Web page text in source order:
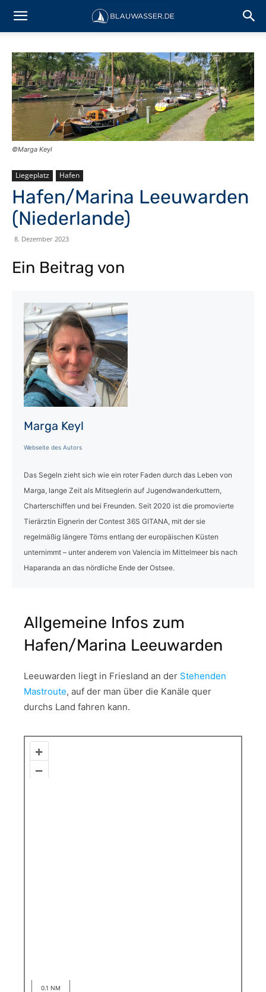
©Marga Keyl
Liegeplatz Hafen
Hafen/Marina Leeuwarden
(Niederlande)
8. Dezember 2023
Ein Beitrag von
Marga Keyl
Webseite des Autors
Das Segeln zieht sich wie ein roter Faden durch das Leben von
Marga, lange Zeit als Mitseglerin auf Jugendwanderkuttern,
Charterschiffen und bei Freunden. Seit 2020 ist die promovierte
Tierärztin Eignerin der Contest 36S GITANA, mit der sie
regelmäßig längere Törns entlang der europäischen Küsten
unternimmt – unter anderem von Valencia im Mittelmeer bis nach
Haparanda an das nördliche Ende der Ostsee.
Allgemeine Infos zum
Hafen/Marina Leeuwarden
Leeuwarden liegt in Friesland an der Stehenden
Mastroute, auf der man über die Kanäle quer
durchs Land fahren kann.
+
–
0.1 NM